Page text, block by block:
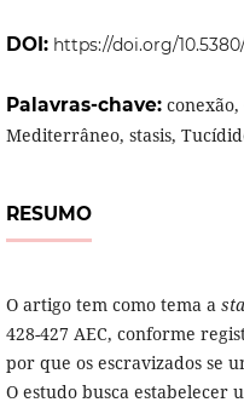
DOI: https://doi.org/
Palavras-chave:
Mediterrâneo, stasis,
RESUMO
O artigo tem como tema a
428-427 AEC, conforme
por que os escravizados se
O estudo busca estabelecer